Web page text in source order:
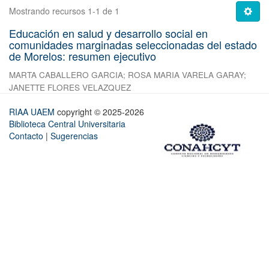
Mostrando recursos 1-1 de 1
Educación en salud y desarrollo social en
comunidades marginadas seleccionadas del estado
de Morelos: resumen ejecutivo
MARTA CABALLERO GARCIA; ROSA MARIA VARELA GARAY;
JANETTE FLORES VELAZQUEZ
RIAA UAEM copyright © 2025-2026
Biblioteca Central Universitaria
Contacto | Sugerencias